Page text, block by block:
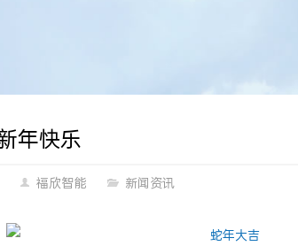
年快乐
福欣智能 新闻资讯